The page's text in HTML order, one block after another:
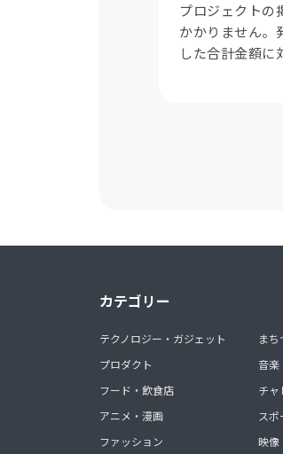
プロジェクトの
かかりません。
した合計金額に
カテゴリー
テクノロジー・ガジェット
プロダクト
フード・飲食店
アニメ・漫画
ファッション
ま
音楽
チャ
スポ
映像